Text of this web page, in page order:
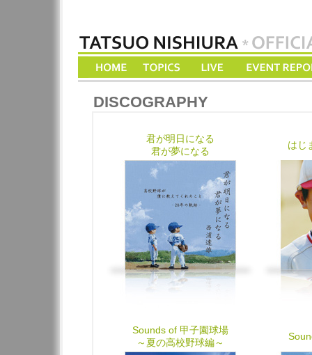
DISCOGRAPHY
君が明日になる
君が夢になる
はじ
Sounds of 甲子園球場
～夏の高校野球編～